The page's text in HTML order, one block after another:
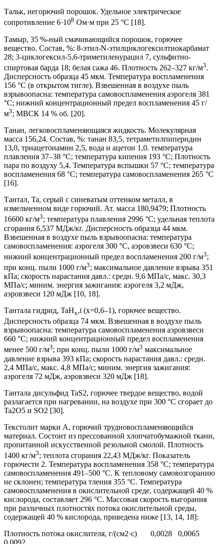
Тальк, негорючий порошок. Удельное электрическое
сопротивление 6·108 Ом·м при 25 °С [18].
Тамыр, 35 %-ный смачивающийся порошок, горючее
вещество. Состав, %: 8-этил-N-этилциклогексилтиокарбамат
28; 3-циклогексил-5,6-триметиленурацил 7, сульфитно-
спиртовая барда 18; белая сажа 46. Плотность 262–327 кг/м3.
Дисперсность образца 45 мкм. Температура воспламенения
156 °С (в открытом тигле). Взвешенная в воздухе пыль
взрывоопасна: температура самовоспламенения аэрогеля 381
°С; нижний концентрационный предел воспламенения 45 г/
м3; МВСК 14 % об. [20].
Танан, легковоспламеняющаяся жидкость. Молекулярная
масса 156,24. Состав, %: танан 83,5, тетраметилпиперидин
13,0, триацетонамин 2,5, вода и ацетон 1,0. температура
плавления 37–38 °С; температура кипения 193 °С; Плотность
пара по воздуху 5,4. Температура вспышки 57 °С; температура
воспламенения 68 °С; температура самовоспламенения 265 °С
[16].
Тантал, Ta, серый с синеватым оттенком металл, в
измельченном виде горючий. Ат. масса 180,9479; Плотность
16600 кг/м3; температура плавления 2996 °С; удельная теплота
сгорания 6,537 МДж/кг. Дисперсность образца 44 мкм.
Взвешенная в воздухе пыль взрывоопасна: температура
самовоспламенения: аэрогеля 300 °С, аэровзвеси 630 °С;
нижний концентрационный предел воспламенения 200 г/м3;
при конц. пыли 1000 г/м3; максимальное давление взрыва 351
кПа; скорость нарастания давл.: средн. 9,6 МПа/с, макс. 30,3
МПа/с; миним. энергия зажигания: аэрогеля 3,2 мДж,
аэровзвеси 120 мДж [10, 18].
Тантала гидрид, TaHx,i (x=0,6–1), горючее вещество.
Дисперсность образца 74 мкм. Взвешенная в воздухе пыль
взрывоопасна: температура самовоспламенения аэровзвеси
660 °С; нижний концентрационный предел воспламенения
менее 500 г/м3; при конц. пыли 1000 г/м3 максимальное
давление взрыва 393 кПа; скорость нарастания давл.: средн.
2,4 MПa/c, макс. 4,8 МПа/с; миним. энергия зажигания:
аэрогеля 72 мДж, аэровзвеси 320 мДж [18].
Тантала дисульфид TaS2, горючее твердое вещество, водой
разлагается при нагревании, на воздухе при 300 °С сгорает до
Ta2O5 и SO2 [30].
Текстолит марки А, горючий трудновоспламеняющийся
материал. Состоит из прессованной хлопчатобумажной ткани,
пропитанной искусственной резольной смолой. Плотность
1400 кг/м3; теплота сгорания 22,43 МДж/кг. Показатель
горючести 2. Температура воспламенения 358 °С; температура
самовоспламенения 491–500 °С. К тепловому самовозгоранию
не склонен; температура тления 355 °С. Температура
самовоспламенения в окислительной среде, содержащей 40 %
кислорода, составляет 296 °С. Массовая скорость выгорания
при различных плотностях потока окислительной среды,
содержащей 40 % кислорода, приведена ниже [13, 14, 18]:
Плотность потока окислителя, г/(см2·с) 0,0028 0,0065
0,0092